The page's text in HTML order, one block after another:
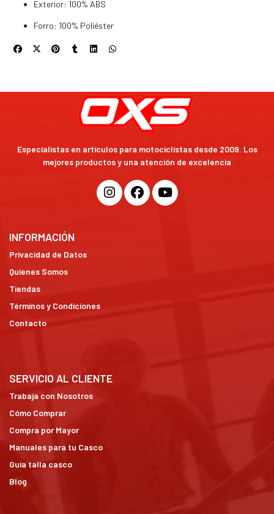
Exterior: 100% ABS
Forro: 100% Poliéster
Especialistas en artículos para motociclistas desde 2009. Los
mejores productos y una atención de excelencia
INFORMACIÓN
Privacidad de Datos
Quienes Somos
Tiendas
Términos y Condiciones
Contacto
SERVICIO AL CLIENTE
Trabaja con Nosotros
Cómo Comprar
Compra por Mayor
Manuales para tu Casco
Guía talla casco
Blog